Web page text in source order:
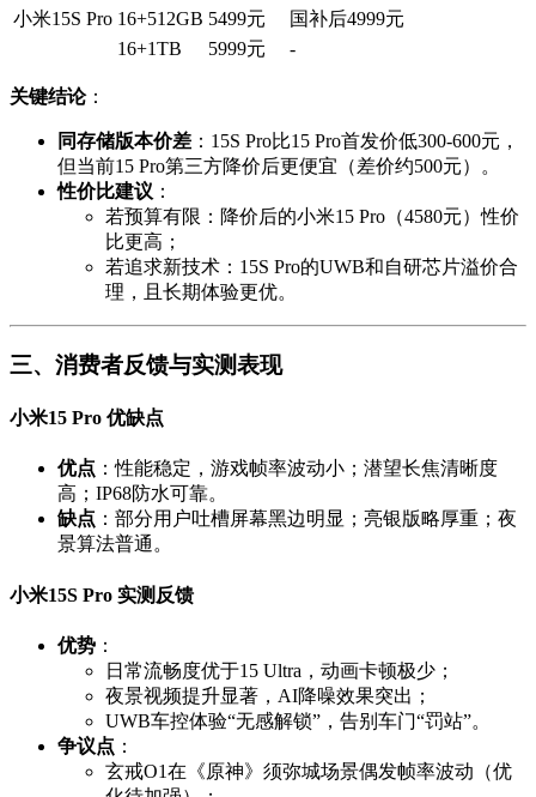
小米15S Pro 16+512GB 5499元
国补后4999元
16+1TB
5999元 -
关键结论：
同存储版本价差 ：15S Pro比15 Pro首发价低300-600元，
但当前15 Pro第三方降价后更便宜（差价约500元）。
性价比建议 ：
若预算有限：降价后的小米15 Pro（4580元）性价
比更高；
若追求新技术：15S Pro的UWB和自研芯片溢价合
理，且长期体验更优。
三、消费者反馈与实测表现
小米15 Pro 优缺点
优点 ：性能稳定，游戏帧率波动小；潜望长焦清晰度
高；IP68防水可靠。
缺点 ：部分用户吐槽屏幕黑边明显；亮银版略厚重；夜
景算法普通。
小米15S Pro 实测反馈
优势 ：
日常流畅度优于15 Ultra，动画卡顿极少；
夜景视频提升显著，AI降噪效果突出；
UWB车控体验“无感解锁”，告别车门“罚站”。
争议点 ：
玄戒O1在《原神》须弥城场景偶发帧率波动（优